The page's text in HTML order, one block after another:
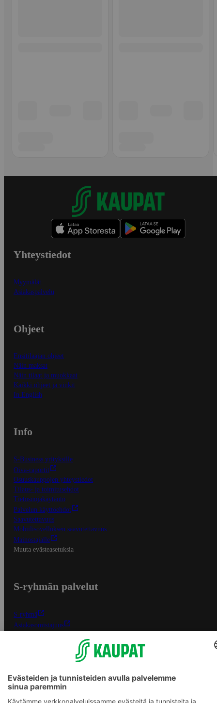
Yhteystiedot
Myymälät
Asiakaspalvelu
Ohjeet
Ensitilaajan ohjeet
Näin maksat
Näin tilaat ja muokkaat
Kaikki ohjeet ja vinkit
In English
Info
S-Business yrityksille
Oiva-raportit
Osuuskauppojen yhteystiedot
Tilaus- ja toimitusehdot
Tietosuojakäytäntö
Palvelun käyttöehdot
Saavutettavuus
Mobiilisovelluksen saavutettavuus
Mainostajalle
Muuta evästeasetuksia
S-ryhmän palvelut
S-ryhmä
Asiakasomistajuus
S-Pankki
Yhteishyvä
Sokos Hotels